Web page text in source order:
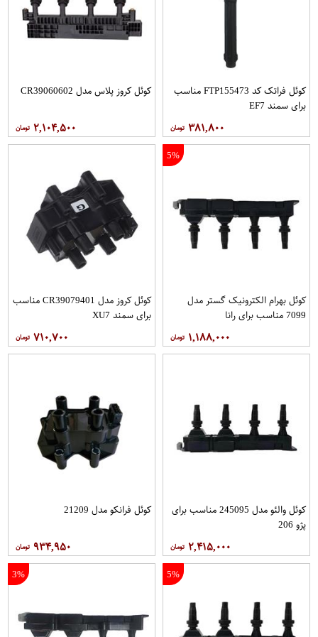
کوئل فراتک کد FTP155473 مناسب
برای سمند EF7
۳۸۱,۸۰۰
کوئل کروز پلاس مدل CR39060602
۲,۱۰۴,۵۰۰
5%
کوئل بهرام الکترونیک گستر مدل
7099 مناسب برای رانا
۱,۱۸۸,۰۰۰
کوئل کروز مدل CR39079401 مناسب
برای سمند XU7
۷۱۰,۷۰۰
کوئل والئو مدل 245095 مناسب برای
پژو 206
۲,۴۱۵,۰۰۰
کوئل فرانکو مدل 21209
۹۳۴,۹۵۰
5%
3%